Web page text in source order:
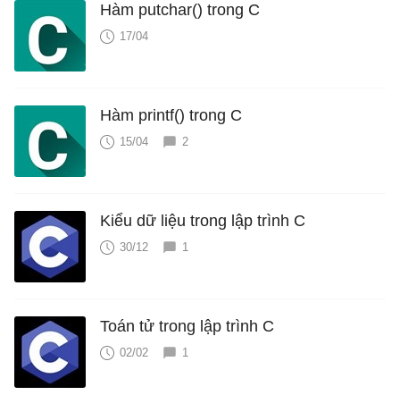
Hàm putchar() trong C
17/04
Hàm printf() trong C
15/04 2
Kiểu dữ liệu trong lập trình C
30/12 1
Toán tử trong lập trình C
02/02 1